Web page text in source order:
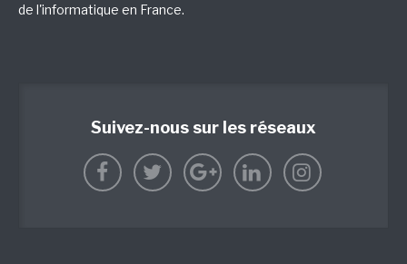
de l'informatique en France.
Suivez-nous sur les réseaux